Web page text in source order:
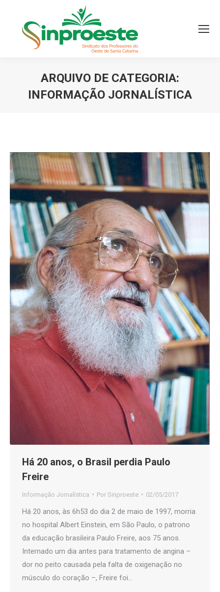
ARQUIVO DE CATEGORIA:
INFORMAÇÃO JORNALÍSTICA
Há 20 anos, o Brasil perdia Paulo
Freire
Informação Jornalística Por Sinproeste 02/05/2017
Há 20 anos, às 6h53 do dia 2 de maio de 1997, morria
no hospital Albert Einstein, em São Paulo, o patrono
da educação brasileira Paulo Freire, aos 75 anos.
Internado um dia antes para tratamento de angina –
dor no peito causada pela falta de oxigenação no
músculo do coração –, Freire foi…